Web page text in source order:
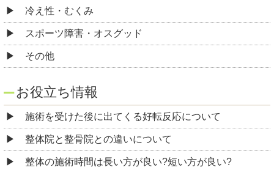
冷え性・むくみ
スポーツ障害・オスグッド
その他
お役立ち情報
施術を受けた後に出てくる好転反応について
整体院と整骨院との違いについて
整体の施術時間は長い方が良い?短い方が良い?